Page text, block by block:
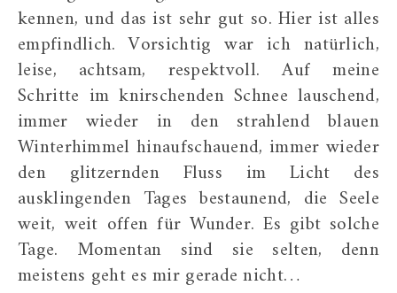
kennen, und das ist sehr gut so. Hier ist alles
empfindlich. Vorsichtig war ich natürlich,
leise, achtsam, respektvoll. Auf meine
Schritte im knirschenden Schnee lauschend,
immer wieder in den strahlend blauen
Winterhimmel hinaufschauend, immer wieder
den glitzernden Fluss im Licht des
ausklingenden Tages bestaunend, die Seele
weit, weit offen für Wunder. Es gibt solche
Tage. Momentan sind sie selten, denn
meistens geht es mir gerade nicht…